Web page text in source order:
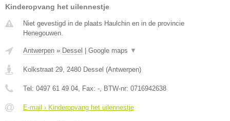
Kinderopvang het uilennestje
Niet gevestigd in de plaats Haulchin en in de provincie
Henegouwen.
Antwerpen » Dessel Google maps ▼
Kolkstraat 29, 2480 Dessel (Antwerpen)
Tel: 0497 61 49 04, Fax: -, BTW-nr: 0716942638
E-mail › Kinderopvang het uilennestje